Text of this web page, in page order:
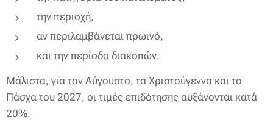
την περιοχή,
αν περιλαμβάνεται πρωινό,
και την περίοδο διακοπών.
Μάλιστα, για τον Αύγουστο, τα Χριστούγεννα και το
Πάσχα του 2027, οι τιμές επιδότησης αυξάνονται κατά
20%.